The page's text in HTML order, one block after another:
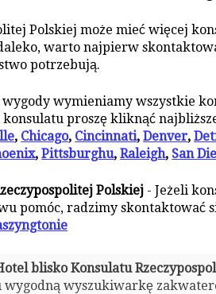
Polskiej może mieć więcej
warto najpierw
potrzebują.
wygody wymieniamy wszystkie
konsulatu proszę kliknąć
, Chicago, Cincinnati,Denver,
,Pittsburghu,Raleigh, San
Polskiej - Jeżeli
pomóc, radzimy skontaktować
blisko Konsulatu
wygodną wyszukiwarkę